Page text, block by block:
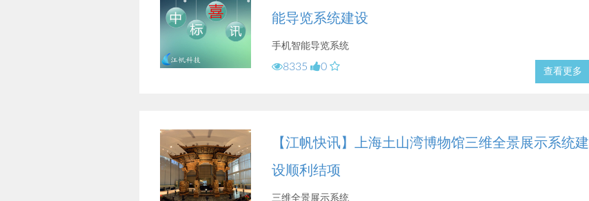
能导览系统建设
手机智能导览系统
8335 0 查看更多
【江帆快讯】上海土山湾博物馆三维全景展示系统建
设顺利结项
三维全景展示系统